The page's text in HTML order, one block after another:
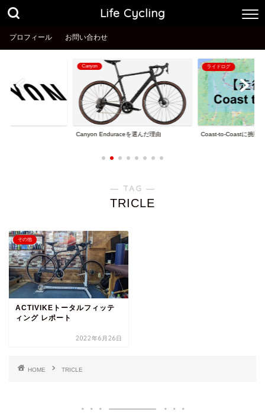
Life Cycling
プロフィール お問い合わせ
Canyon
Canyon Enduraceを選んだ理由
ライドログ
Coast-to-Coastに挑戦！
― TAG ―
TRICLE
その他
ACTIVIKEトータルフィッテ
ィング レポート
2022年6月26日
HOME TRICLE